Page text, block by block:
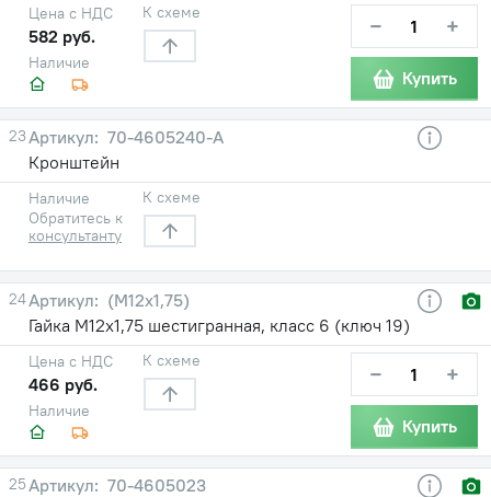
Наличие
Цена с НДС
582 руб.
К схеме − +
Купить
23
70-4605240-А
Кронштейн
Наличие
Обратитесь к
консультанту
К схеме
24
(М12х1,75)
Гайка М12х1,75 шестигранная, класс 6 (ключ 19)
Наличие
Цена с НДС
466 руб.
К схеме − +
Купить
25
70-4605023